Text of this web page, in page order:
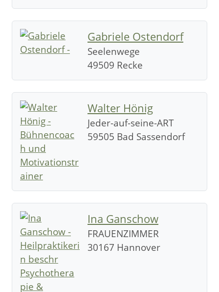
Gabriele Ostendorf
Seelenwege
49509 Recke
Walter Hönig
Jeder-auf-seine-ART
59505 Bad Sassendorf
Ina Ganschow
FRAUENZIMMER
30167 Hannover